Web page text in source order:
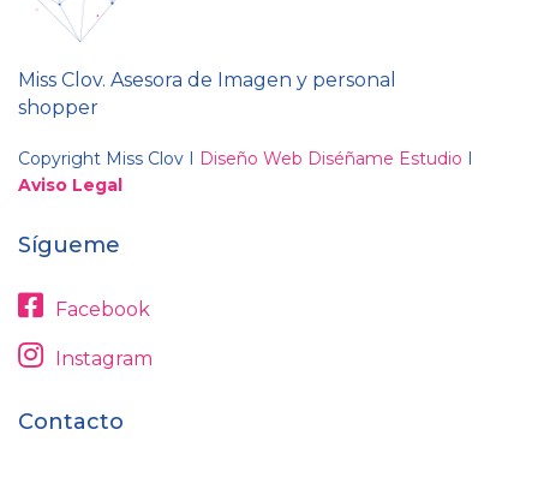
Miss Clov. Asesora de Imagen y personal
shopper
Copyright Miss Clov I Diseño Web Diséñame Estudio I
Aviso Legal
Sígueme
Facebook
Instagram
Contacto